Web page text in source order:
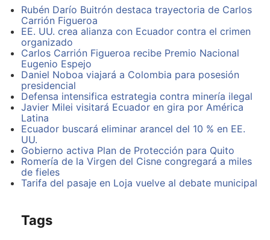
En teoría, podría transportar hasta 10 pasajeros a una
distancia de hasta 20.004 km en menos de una hora.
¿Cómo funcionaría?
«Quería crear un concepto de avión capaz de llegar a
su antípodas —o su opuesto diametral— tan rápido
como sea posible», le dijo Bombardier a Forbes.
El prototipo de avión SpaceLiner podría volar a una
velocidad de Mach 25
¿Te acabas de sentir aturdido? Aguanta un poco más
mientras te explicamos la tecnología que haría que
este aparato vuele.
que propulsarían al avión hasta 12.192 metros, y le
Rubén Darío Buitrón destaca trayectoria de Carlos
Carrión Figueroa
EE. UU. crea alianza con Ecuador contra el crimen
organizado
Carlos Carrión Figueroa recibe Premio Nacional
Eugenio Espejo
Daniel Noboa viajará a Colombia para posesión
presidencial
Defensa intensifica estrategia contra minería ilegal
Javier Milei visitará Ecuador en gira por América
Latina
Ecuador buscará eliminar arancel del 10 % en EE.
UU.
Gobierno activa Plan de Protección para Quito
Romería de la Virgen del Cisne congregará a miles
de fieles
Tarifa del pasaje en Loja vuelve al debate municipal
Tags